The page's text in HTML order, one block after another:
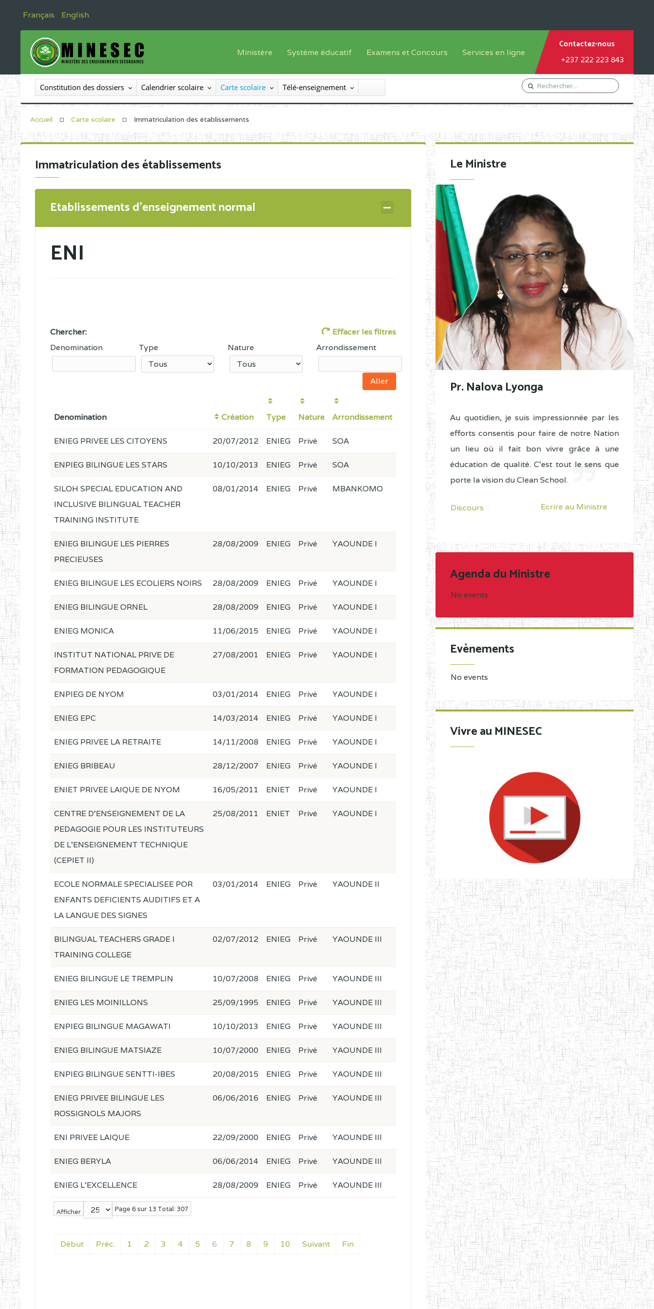
Français English
Ministère
Le Ministre
Le SEESEN
Inspection Générale des Enseignements
Organigramme
Système éducatif
Offre de formation
Sous système francophone
Progammes d'études
Examens et Concours
Inscriptions
Liste des candidats
Diplômes disponibles
Services en ligne
Orientation Conseil
Gestion du Personnel
Demande de subvention
Contactez-nous
+237 222 223 843
Constitution des dossiers Calendrier scolaire Carte scolaire Télé-enseignement
Accueil Carte scolaire Immatriculation des établissements
Immatriculation des établissements
Etablissements d'enseignement normal
ENI
Chercher:
Effacer les filtres
Denomination
Type Nature Arrondissement
Denomination Création Type Nature Arrondissement
Afficher Page 6 sur 13 Total: 307
Début Préc. 1 2 3 4 5 6 7 8 9 10 Suivant Fin
ENIEG PRIVEE LES CITOYENS 20/07/2012 ENIEG Privé SOA
ENPIEG BILINGUE LES STARS 10/10/2013 ENIEG Privé SOA
SILOH SPECIAL EDUCATION AND
INCLUSIVE BILINGUAL TEACHER
TRAINING INSTITUTE
08/01/2014 ENIEG Privé MBANKOMO
ENIEG BILINGUE LES PIERRES
PRECIEUSES
28/08/2009 ENIEG Privé YAOUNDE I
ENIEG BILINGUE LES ECOLIERS NOIRS 28/08/2009 ENIEG Privé YAOUNDE I
ENIEG BILINGUE ORNEL 28/08/2009 ENIEG Privé YAOUNDE I
ENIEG MONICA 11/06/2015 ENIEG Privé YAOUNDE I
INSTITUT NATIONAL PRIVE DE
FORMATION PEDAGOGIQUE
27/08/2001 ENIEG Privé YAOUNDE I
ENPIEG DE NYOM 03/01/2014 ENIEG Privé YAOUNDE I
ENIEG EPC 14/03/2014 ENIEG Privé YAOUNDE I
ENIEG PRIVEE LA RETRAITE 14/11/2008 ENIEG Privé YAOUNDE I
ENIEG BRIBEAU 28/12/2007 ENIEG Privé YAOUNDE I
ENIET PRIVEE LAIQUE DE NYOM 16/05/2011 ENIET Privé YAOUNDE I
CENTRE D'ENSEIGNEMENT DE LA
PEDAGOGIE POUR LES INSTITUTEURS
DE L'ENSEIGNEMENT TECHNIQUE
(CEPIET II)
25/08/2011 ENIET Privé YAOUNDE I
ECOLE NORMALE SPECIALISEE POR
ENFANTS DEFICIENTS AUDITIFS ET A
LA LANGUE DES SIGNES
03/01/2014 ENIEG Privé YAOUNDE II
BILINGUAL TEACHERS GRADE I
TRAINING COLLEGE
02/07/2012 ENIEG Privé YAOUNDE III
ENIEG BILINGUE LE TREMPLIN 10/07/2008 ENIEG Privé YAOUNDE III
ENIEG LES MOINILLONS 25/09/1995 ENIEG Privé YAOUNDE III
ENPIEG BILINGUE MAGAWATI 10/10/2013 ENIEG Privé YAOUNDE III
ENIEG BILINGUE MATSIAZE 10/07/2000 ENIEG Privé YAOUNDE III
ENPIEG BILINGUE SENTTI-IBES 20/08/2015 ENIEG Privé YAOUNDE III
ENIEG PRIVEE BILINGUE LES
ROSSIGNOLS MAJORS
06/06/2016 ENIEG Privé YAOUNDE III
ENI PRIVEE LAIQUE 22/09/2000 ENIEG Privé YAOUNDE III
ENIEG BERYLA 06/06/2014 ENIEG Privé YAOUNDE III
ENIEG L'EXCELLENCE 28/08/2009 ENIEG Privé YAOUNDE III
Le Ministre
Pr. Nalova Lyonga
Au quotidien, je suis impressionnée par les
efforts consentis pour faire de notre Nation
un lieu où il fait bon vivre grâce à une
éducation de qualité. C'est tout le sens que
porte la vision du Clean School.
Discours Ecrire au Ministre
Agenda du Ministre
No events
Evènements
No events
Vivre au MINESEC